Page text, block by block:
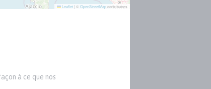
Leaflet ©OpenStreetMapcontributors
à ce que nos